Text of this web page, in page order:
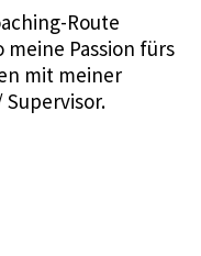
Route
meine Passion fürs
mit meiner
Supervisor.